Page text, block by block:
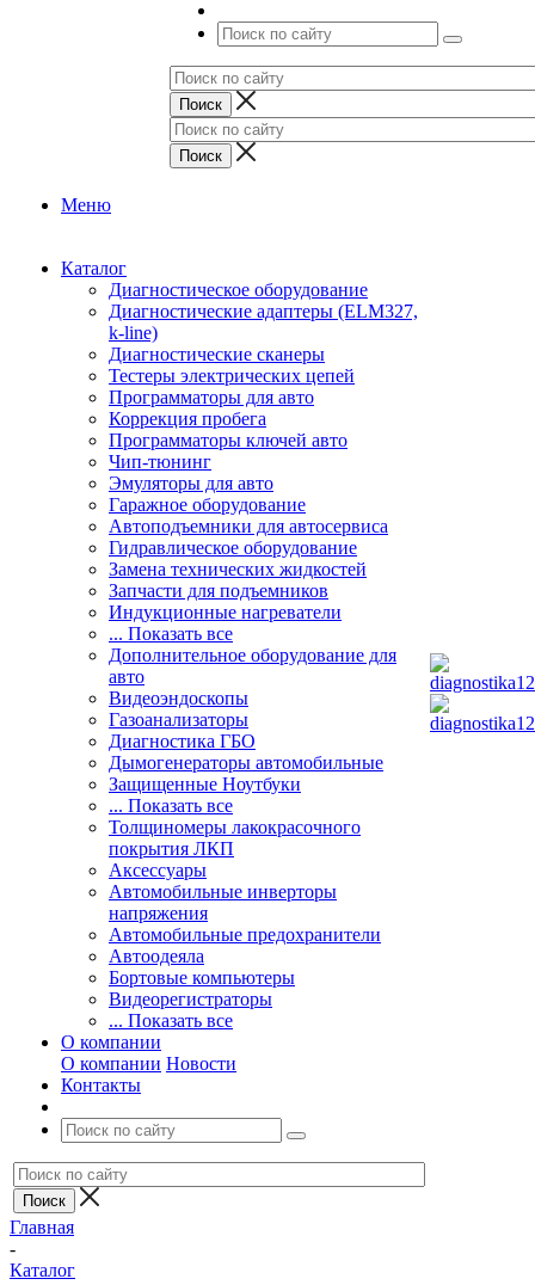
Меню
Каталог
Диагностическое оборудование
Диагностические адаптеры (ELM327,
k-line)
Диагностические сканеры
Тестеры электрических цепей
Программаторы для авто
Коррекция пробега
Программаторы ключей авто
Чип-тюнинг
Эмуляторы для авто
Гаражное оборудование
Автоподъемники для автосервиса
Гидравлическое оборудование
Замена технических жидкостей
Запчасти для подъемников
Индукционные нагреватели
... Показать все
Дополнительное оборудование для
авто
Видеоэндоскопы
Газоанализаторы
Диагностика ГБО
Дымогенераторы автомобильные
Защищенные Ноутбуки
... Показать все
Толщиномеры лакокрасочного
покрытия ЛКП
Аксессуары
Автомобильные инверторы
напряжения
Автомобильные предохранители
Автоодеяла
Бортовые компьютеры
Видеорегистраторы
... Показать все
О компании
О компании Новости
Контакты
Главная
-
Каталог